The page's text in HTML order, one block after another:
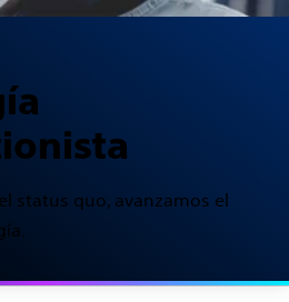
status quo, avanzamos el